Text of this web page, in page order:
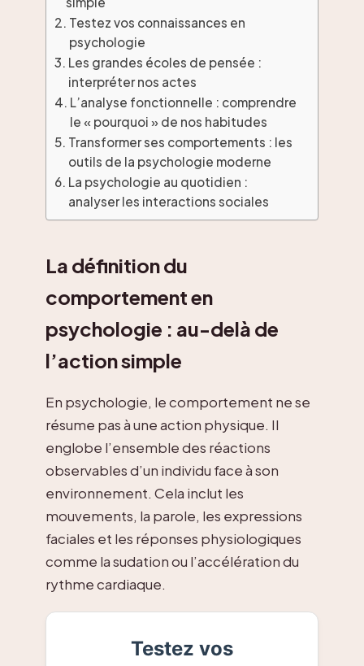
Testez vos connaissances en
psychologie
Les grandes écoles de pensée :
interpréter nos actes
L’analyse fonctionnelle : comprendre
le « pourquoi » de nos habitudes
Transformer ses comportements : les
outils de la psychologie moderne
La psychologie au quotidien :
analyser les interactions sociales
La définition du
comportement en
psychologie : au-delà de
l’action simple
En psychologie, le comportement ne se
résume pas à une action physique. Il
englobe l’ensemble des réactions
observables d’un individu face à son
environnement. Cela inclut les
mouvements, la parole, les expressions
faciales et les réponses physiologiques
comme la sudation ou l’accélération du
rythme cardiaque.
Testez vos